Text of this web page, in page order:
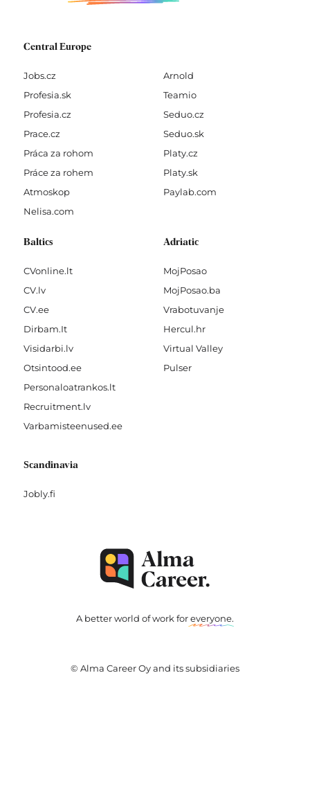
Central Europe
Jobs.cz
Profesia.sk
Profesia.cz
Prace.cz
Práca za rohom
Práce za rohem
Atmoskop
Nelisa.com
Arnold
Teamio
Seduo.cz
Seduo.sk
Platy.cz
Platy.sk
Paylab.com
Baltics
CVonline.lt
CV.lv
CV.ee
Dirbam.It
Visidarbi.lv
Otsintood.ee
Personaloatrankos.lt
Recruitment.lv
Varbamisteenused.ee
Adriatic
MojPosao
MojPosao.ba
Vrabotuvanje
Hercul.hr
Virtual Valley
Pulser
Scandinavia
Jobly.fi
A better world of work foreveryone.
© Alma Career Oy and its subsidiaries